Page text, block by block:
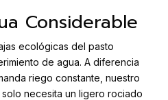
Considerable
ecológicas del pasto
de agua. A diferencia
riego constante, nuestro
necesita un ligero rociado